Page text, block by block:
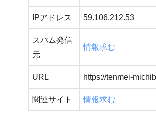
IPアドレス 59.106.212.53
スパム発信
元
情報求む
URL https://tenmei-
関連サイト 情報求む